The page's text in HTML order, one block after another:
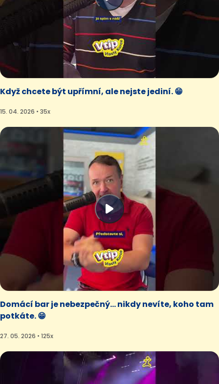
Když chcete být upřímní, ale nejste jediní. 😁
15. 04. 2026 • 35x
Domácí bar je nebezpečný… nikdy nevíte, koho tam
potkáte. 😁
27. 05. 2026 • 125x